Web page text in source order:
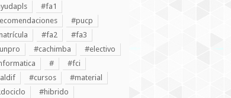
#fa1
#pucp
#fa2
#fa3
#cachimba
#electivo
#
#fci
#cursos
#material
#hibrido